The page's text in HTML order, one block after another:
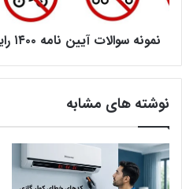
ر
ر
م
ی
ز
ا
ی
ن
ن
ا
م
نمونه سوالات آیین نامه ۱۴۰۰ رایگان بر اساس آخرین تغییرات
نوشته های مشابه